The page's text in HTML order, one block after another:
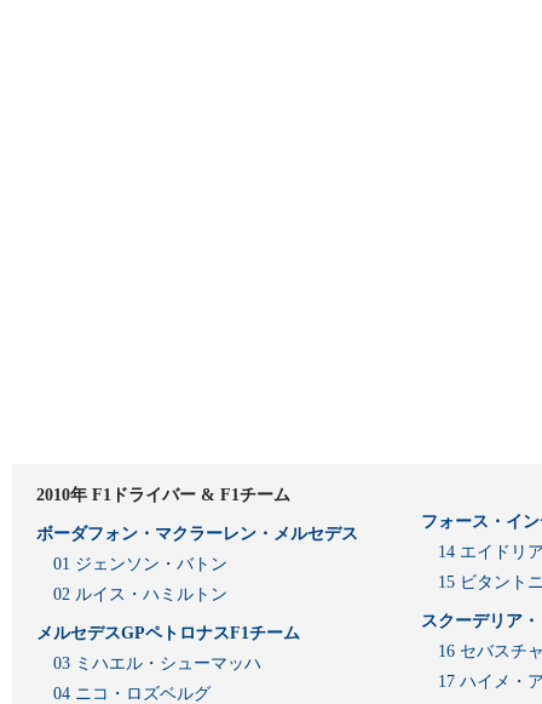
2010年 F1ドライバー & F1チーム
ボーダフォン・マクラーレン・メルセデス
01 ジェンソン・バトン
02 ルイス・ハミルトン
メルセデスGPペトロナスF1チーム
03 ミハエル・シューマッハ
04 ニコ・ロズベルグ
フォース・イ
14 エイドリ
15 ビタント
スクーデリア
16 セバスチ
17 ハイメ・